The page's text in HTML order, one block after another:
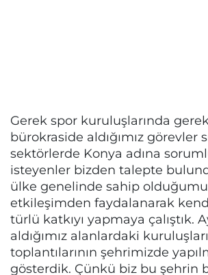
Gerek spor kuruluşlarında
bürokraside aldığımız görevler
sektörlerde Konya adına
isteyenler bizden talepte
ülke genelinde sahip
etkileşimden faydalanarak
türlü katkıyı yapmaya çalıştık.
aldığımız alanlardaki
toplantılarının şehrimizde
gösterdik. Çünkü biz bu şehrin